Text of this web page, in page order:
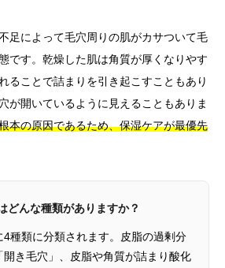
足によって毛穴周りの肌がカサついて毛
です。乾燥した肌は角質が厚くなりやす
ることで詰まりを引き起こすこともあり
が開いているように見えることもありま
本の原因であるため、保湿ケアが最優先
どんな種類がありますか？
種類に分類されます。皮脂の過剰分
き毛穴」、皮脂や角質が詰まり酸化